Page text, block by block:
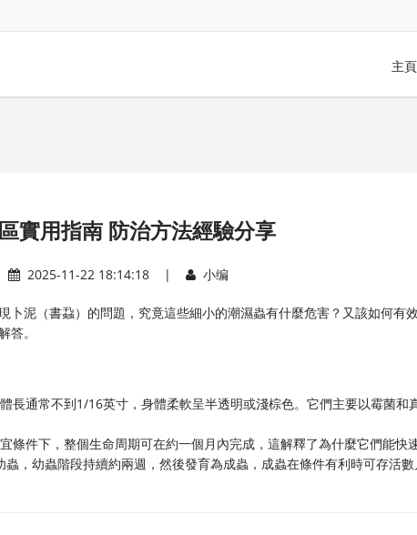
主頁
實用指南 防治方法經驗分享
2025-11-22 18:14:18 | 小编
卜泥（書蝨）的問題，究竟這些細小的潮濕蟲有什麼危害？又該如何有
答。
長通常不到1/16英寸，身體柔軟呈半透明或淺棕色。它們主要以霉菌和
條件下，整個生命周期可在約一個月內完成，這解釋了為什麼它們能快
，幼蟲階段持續約兩週，然後發育為成蟲，成蟲在條件有利時可存活數